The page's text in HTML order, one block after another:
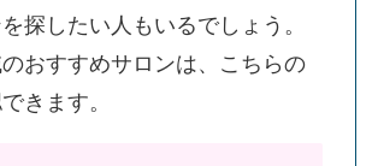
探したい人もいるでしょう。
おすすめサロンは、こちらの
きます。